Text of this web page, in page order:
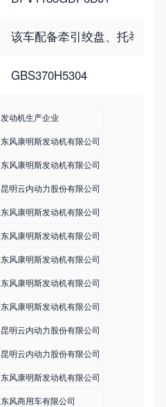
该车配备牵引绞盘、托举平
GBS370H5304
发动机生产企业
东风康明斯发动机有限公司
东风康明斯发动机有限公司
昆明云内动力股份有限公司
东风康明斯发动机有限公司
东风康明斯发动机有限公司
东风康明斯发动机有限公司
东风康明斯发动机有限公司
东风康明斯发动机有限公司
昆明云内动力股份有限公司
昆明云内动力股份有限公司
东风康明斯发动机有限公司
东风商用车有限公司